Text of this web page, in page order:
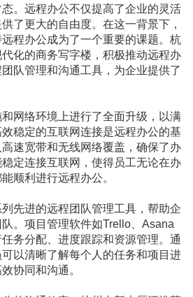
。远程办公不仅提高了企业的灵活
了更大的自由度。在这一背景下，
程办公成为了一个重要的课题。杭
化的商务写字楼，积极推动远程办
队管理和沟通工具，为企业提供了
网络环境上进行了全面升级，以满
稳定的互联网连接是远程办公的基
速宽带和无线网络覆盖，确保了办
定连接互联网，使得员工无论在办
顺利进行远程办公。
先进的远程团队管理工具，帮助企
。项目管理软件如Trello、Asana
务分配、进度跟踪和资源管理。通
以清晰了解每个人的任务和项目进
协同和沟通。